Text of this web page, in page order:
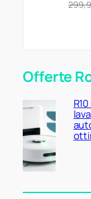
Offerte